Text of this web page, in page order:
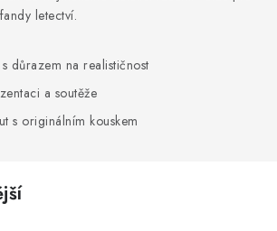
letectví.
důrazem na realističnost
a soutěže
s originálním kouskem